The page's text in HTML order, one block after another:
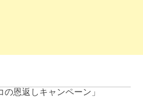
恩返しキャンペーン」